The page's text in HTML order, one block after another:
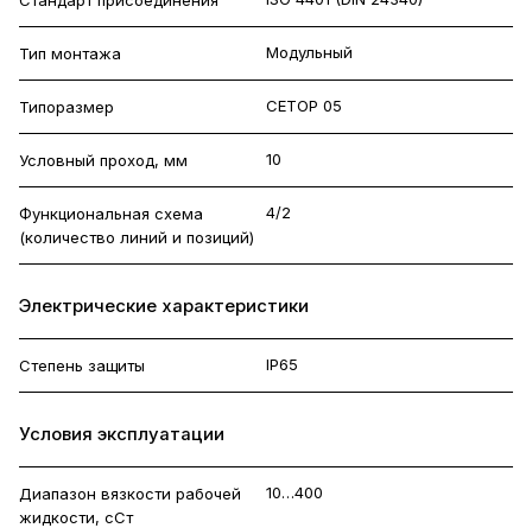
Тип монтажа Модульный
Типоразмер CETOP 05
Условный проход, мм 10
Функциональная схема
(количество линий и позиций)
4/2
Электрические характеристики
Степень защиты IP65
Условия эксплуатации
Диапазон вязкости рабочей
жидкости, сСт
10…400